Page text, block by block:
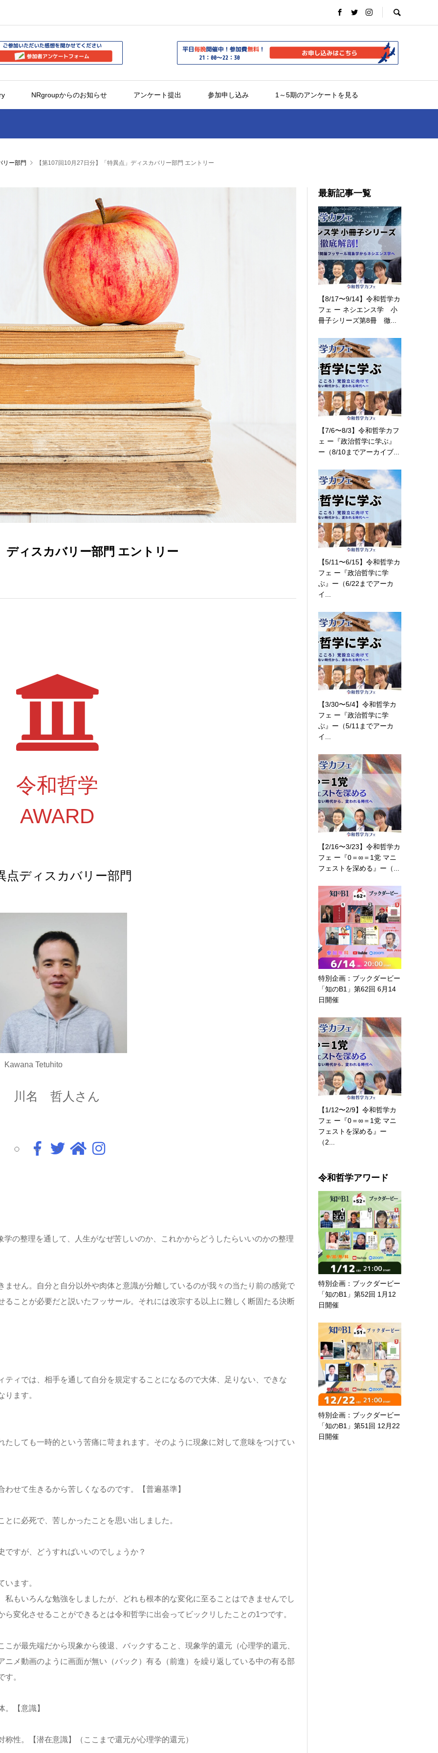
NRgroupからのお知らせ アンケート提出 参加申し込み 1～5期のアンケートを見る
リー部門 【第107回10月27日分】「特異点」ディスカバリー部門 エントリー
ディスカバリー部門 エントリー
令和哲学
AWARD
点ディスカバリー部門
Tetuhito
川名 哲人さん
の整理を通して、人生がなぜ苦しいのか、これかからどうしたらいいのかの整理
せん。自分と自分以外や肉体と意識が分離しているのが我々の当たり前の感覚で
ことが必要だと説いたフッサール。それには改宗する以上に難しく断固たる決断
ィでは、相手を通して自分を規定することになるので大体、足りない、できな
ます。
しても一時的という苦痛に苛まれます。そのように現象に対して意味をつけてい
せて生きるから苦しくなるのです。【普遍基準】
に必死で、苦しかったことを思い出しました。
すが、どうすればいいのでしょうか？
ます。
もいろんな勉強をしましたが、どれも根本的な変化に至ることはできませんでし
変化させることができるとは令和哲学に出会ってビックリしたことの1つです。
が最先端だから現象から後退、バックすること、現象学的還元（心理学的還元、
メ動画のように画面が無い（バック）有る（前進）を繰り返している中の有る部
。
【意識】
性。【潜在意識】（ここまで還元が心理学的還元）
最新記事一覧
【8/17〜9/14】令和哲学カ
フェ ー ネシエンス学 小
冊子シリーズ第8冊 徹...
【7/6〜8/3】令和哲学カフ
ェ ー『政治哲学に学ぶ』
ー（8/10までアーカイブ...
【5/11〜6/15】令和哲学カ
フェ ー『政治哲学に学
ぶ』ー（6/22までアーカ
イ...
【3/30〜5/4】令和哲学カ
フェ ー『政治哲学に学
ぶ』ー（5/11までアーカ
イ...
【2/16〜3/23】令和哲学カ
フェ ー『0＝∞＝1党 マニ
フェストを深める』ー（...
特別企画：ブックダービー
「知のB1」第62回 6月14
日開催
【1/12〜2/9】令和哲学カ
フェ ー『0＝∞＝1党 マニ
フェストを深める』ー
（2...
令和哲学アワード
特別企画：ブックダービー
「知のB1」第52回 1月12
日開催
特別企画：ブックダービー
「知のB1」第51回 12月22
日開催